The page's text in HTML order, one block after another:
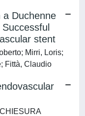
a Duchenne
stent
Mirri, Loris;
Fittà, Claudio